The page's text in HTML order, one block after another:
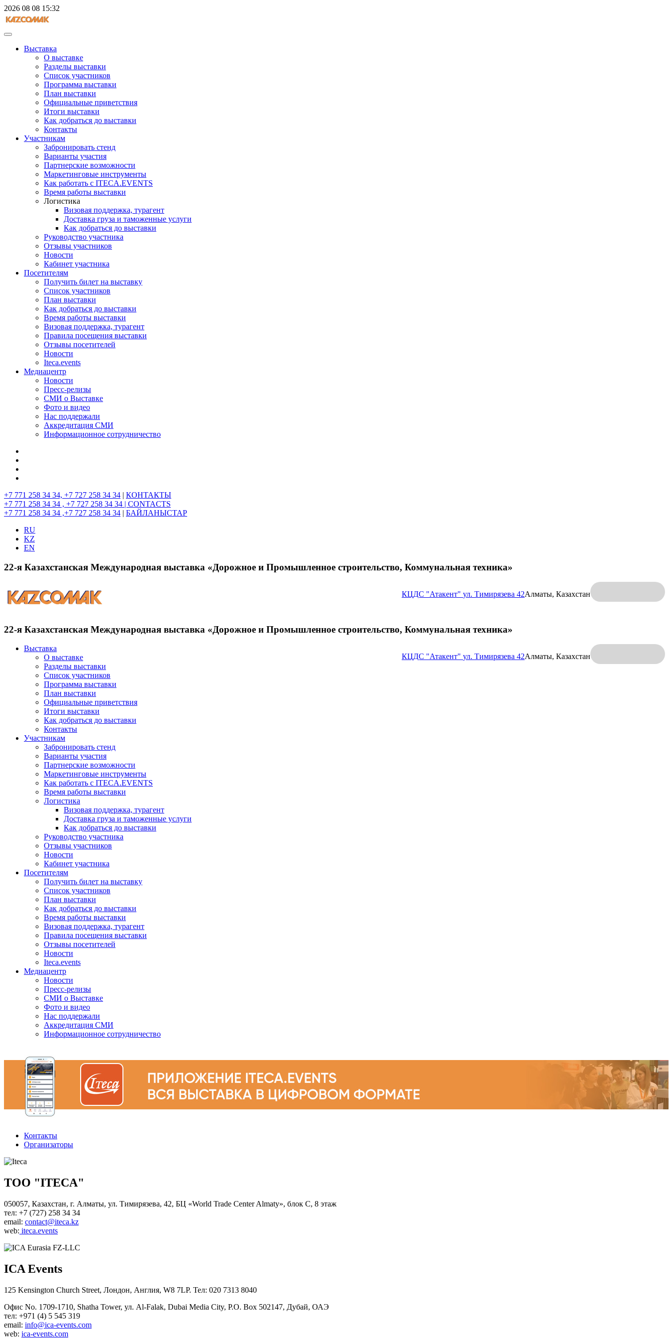
2026 08 08 15:32
Выставка
О выставке
Разделы выставки
Список участников
Программа выставки
План выставки
Официальные приветствия
Итоги выставки
Как добраться до выставки
Контакты
Участникам
Забронировать стенд
Варианты участия
Партнерские возможности
Маркетинговые инструменты
Как работать с ITECA.EVENTS
Время работы выставки
Логистика
Визовая поддержка, турагент
Доставка груза и таможенные услуги
Как добраться до выставки
Руководство участника
Отзывы участников
Новости
Кабинет участника
Посетителям
Получить билет на выставку
Список участников
План выставки
Как добраться до выставки
Время работы выставки
Визовая поддержка, турагент
Правила посещения выставки
Отзывы посетителей
Новости
Iteca.events
Медиацентр
Новости
Пресс-релизы
СМИ о Выставке
Фото и видео
Нас поддержали
Аккредитация СМИ
Информационное сотрудничество
+7 771 258 34 34, +7 727 258 34 34 | КОНТАКТЫ
+7 771 258 34 34 , +7 727 258 34 34 | CONTACTS
+7 771 258 34 34 ,+7 727 258 34 34 | БАЙЛАНЫСТАР
RU
KZ
EN
22-я Казахстанская Международная выставка «Дорожное и Промышленное строительство, Коммунальная техника»
Алматы, Казахстан
КЦДС "Атакент" ул. Тимирязева 42
22-я Казахстанская Международная выставка «Дорожное и Промышленное строительство, Коммунальная техника»
Алматы, Казахстан
КЦДС "Атакент" ул. Тимирязева 42
Выставка
О выставке
Разделы выставки
Список участников
Программа выставки
План выставки
Официальные приветствия
Итоги выставки
Как добраться до выставки
Контакты
Участникам
Забронировать стенд
Варианты участия
Партнерские возможности
Маркетинговые инструменты
Как работать с ITECA.EVENTS
Время работы выставки
Логистика
Визовая поддержка, турагент
Доставка груза и таможенные услуги
Как добраться до выставки
Руководство участника
Отзывы участников
Новости
Кабинет участника
Посетителям
Получить билет на выставку
Список участников
План выставки
Как добраться до выставки
Время работы выставки
Визовая поддержка, турагент
Правила посещения выставки
Отзывы посетителей
Новости
Iteca.events
Медиацентр
Новости
Пресс-релизы
СМИ о Выставке
Фото и видео
Нас поддержали
Аккредитация СМИ
Информационное сотрудничество
Контакты
Организаторы
ТОО "ITECA"
050057, Казахстан, г. Алматы, ул. Тимирязева, 42, БЦ «World Trade Center Almaty», блок С, 8 этаж
тел: +7 (727) 258 34 34
email: contact@iteca.kz
web: iteca.events
ICA Events
125 Kensington Church Street, Лондон, Англия, W8 7LP. Тел: 020 7313 8040
Офис No. 1709-1710, Shatha Tower, ул. Al-Falak, Dubai Media City, P.O. Box 502147, Дубай, ОАЭ
тел: +971 (4) 5 545 319
email: info@ica-events.com
web: ica-events.com